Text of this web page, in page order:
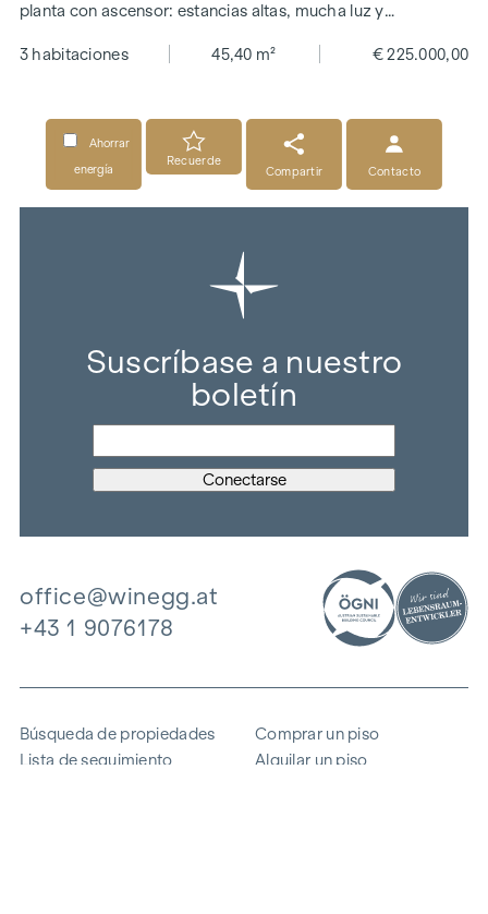
planta con ascensor: estancias altas, mucha luz y
3 habitaciones
45,40 m² € 225.000,00
Ahorrar
energía
Recuerde
Compartir
Contacto
Suscríbase a nuestro
boletín
office@winegg.at
+43 1 9076178
Búsqueda de propiedades
Lista de seguimiento
Comprar un piso
Alquilar un piso